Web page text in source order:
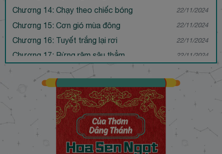
Chương 14: Chạy theo chiếc bóng 22/11/2024
Chương 15: Cơn gió mùa đông 22/11/2024
Chương 16: Tuyết trắng lại rơi 22/11/2024
Chương 17: Rừng rậm sâu thẳm 22/11/2024
Chương 18: Cạm bẫy tử thần 22/11/2024
Chương 19: Hiện thực trái ngang 22/11/2024
Chương 20: Kiếm vương máu đào
Chương 21: Bên bờ vực thẳm
Chương 22: Huyết nguyệt biên thành 22/11/2024
Chương 23: Ác mộng tử thần